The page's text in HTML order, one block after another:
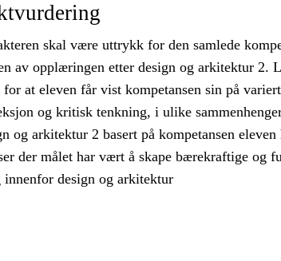
skal være uttrykk for den samlede
av opplæringen etter design og arkitektur 2.
at eleven får vist kompetansen sin på
og kritisk tenkning, i ulike
og arkitektur 2 basert på kompetansen
der målet har vært å skape bærekraftige og
innenfor design og arkitektur